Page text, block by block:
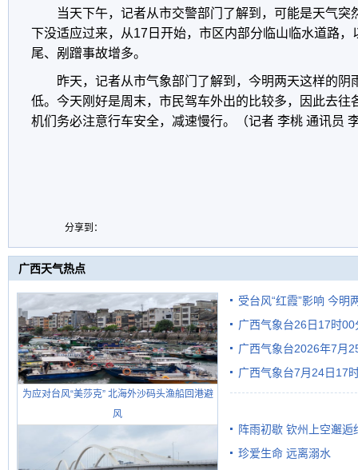
当天下午，记者从市交警部门了解到，可能是天气突
下没适应过来，从17日开始，市区内部分临山临水道路
尾、剐蹭事故增多。
昨天，记者从市气象部门了解到，今明两天这样的阴
低。今天刚好是周末，市民驾车外出的比较多，因此去往
机们务必注意行车安全，减速慢行。（记者 李桃 通讯员
分享到：
广西天气热点
为应对台风“美莎克” 北海外沙码头渔船回港避
风
受台风“红霞”影响 今明
有较强降雨
广西气象台26日17时
广西气象台2026年7月
级预警
广西气象台7月24日17
阵雨初歇 钦州上空邂逅
珍爱生命 远离溺水